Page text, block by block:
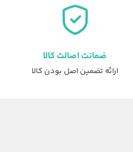
ضمانت اصالت کالا
ارائه تضمین اصل بودن کالا